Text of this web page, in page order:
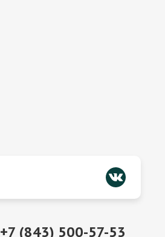
+7 (843) 500-57-53